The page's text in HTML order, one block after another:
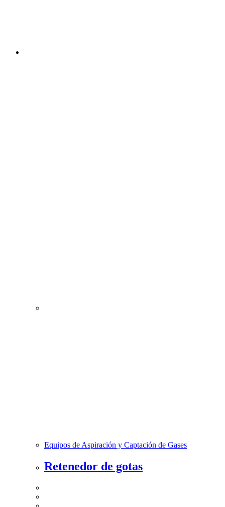
Equipos de Aspiración y Captación de Gases
Retenedor de gotas